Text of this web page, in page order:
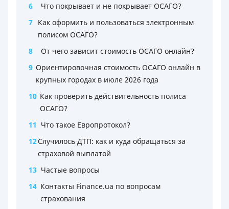
6
Что покрывает и не покрывает ОСАГО?
7 Как оформить и пользоваться электронным
полисом ОСАГО?
8
От чего зависит стоимость ОСАГО онлайн?
9 Ориентировочная стоимость ОСАГО онлайн в
крупных городах в июле 2026 года
10 Как проверить действительность полиса
ОСАГО?
11 Что такое Европротокол?
12Случилось ДТП: как и куда обращаться за
страховой выплатой
13 Частые вопросы
14 Контакты Finance.ua по вопросам
страхования